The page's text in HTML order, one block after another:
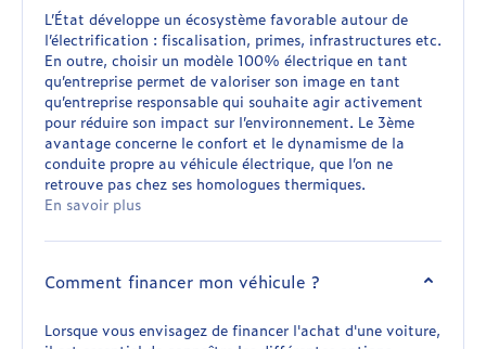
L’État développe un écosystème favorable autour de
l’électrification : fiscalisation, primes, infrastructures etc.
En outre, choisir un modèle 100% électrique en tant
qu’entreprise permet de valoriser son image en tant
qu’entreprise responsable qui souhaite agir activement
pour réduire son impact sur l’environnement. Le 3ème
avantage concerne le confort et le dynamisme de la
conduite propre au véhicule électrique, que l’on ne
retrouve pas chez ses homologues thermiques.
En savoir plus
Comment financer mon véhicule ?
Lorsque vous envisagez de financer l'achat d'une voiture,